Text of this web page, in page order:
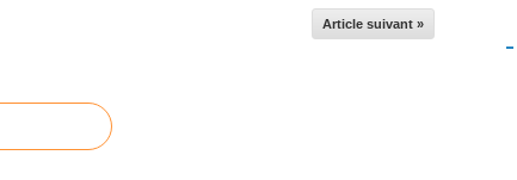
Article suivant »